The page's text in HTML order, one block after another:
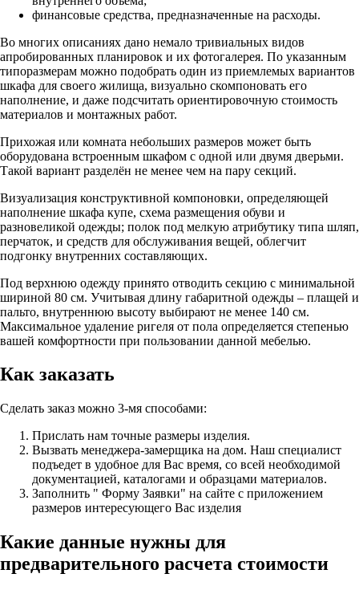
финансовые средства, предназначенные на расходы.
Во многих описаниях дано немало тривиальных видов
апробированных планировок и их фотогалерея. По указанным
типоразмерам можно подобрать один из приемлемых вариантов
шкафа для своего жилища, визуально скомпоновать его
наполнение, и даже подсчитать ориентировочную стоимость
материалов и монтажных работ.
Прихожая или комната небольших размеров может быть
оборудована встроенным шкафом с одной или двумя дверьми.
Такой вариант разделён не менее чем на пару секций.
Визуализация конструктивной компоновки, определяющей
наполнение шкафа купе, схема размещения обуви и
разновеликой одежды; полок под мелкую атрибутику типа шляп,
перчаток, и средств для обслуживания вещей, облегчит
подгонку внутренних составляющих.
Под верхнюю одежду принято отводить секцию с минимальной
шириной 80 см. Учитывая длину габаритной одежды – плащей и
пальто, внутреннюю высоту выбирают не менее 140 см.
Максимальное удаление ригеля от пола определяется степенью
вашей комфортности при пользовании данной мебелью.
Как заказать
Сделать заказ можно 3-мя способами:
Прислать нам точные размеры изделия.
Вызвать менеджера-замерщика на дом. Наш специалист
подъедет в удобное для Вас время, со всей необходимой
документацией, каталогами и образцами материалов.
Заполнить " Форму Заявки" на сайте с приложением
размеров интересующего Вас изделия
Какие данные нужны для
предварительного расчета стоимости